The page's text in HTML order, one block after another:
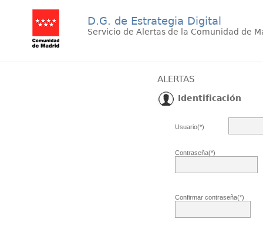
D.G. de Estrategia Digital
Servicio de Alertas de la Comunidad de
ALERTAS
Identificación
Usuario(*)
Contraseña(*)
Confirmar contraseña(*)